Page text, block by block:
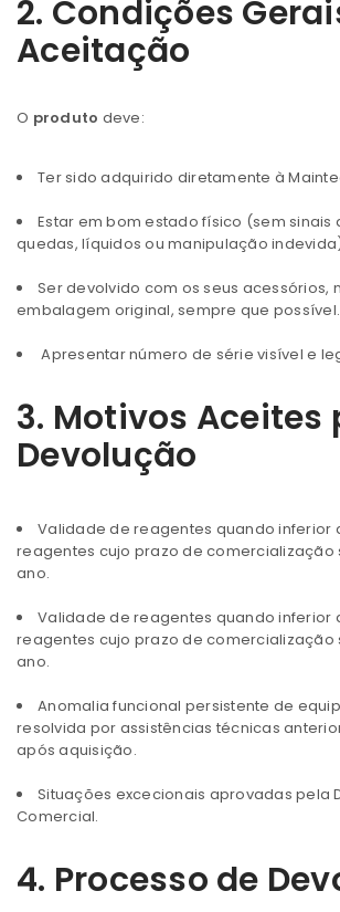
2. Condições
Aceitação
O produto deve:
Ter sido adquirido diretamente à
Estar em bom estado físico (sem sinais
quedas, líquidos ou manipulação
Ser devolvido com os seus acessórios,
embalagem original, sempre que possível.
Apresentar número de série visível e
3. Motivos Aceites
Devolução
Validade de reagentes quando inferior
reagentes cujo prazo de comercialização
ano.
Validade de reagentes quando inferior
reagentes cujo prazo de comercialização
ano.
Anomalia funcional persistente de
resolvida por assistências técnicas
após aquisição.
Situações excecionais aprovadas pela
Comercial.
4. Processo de